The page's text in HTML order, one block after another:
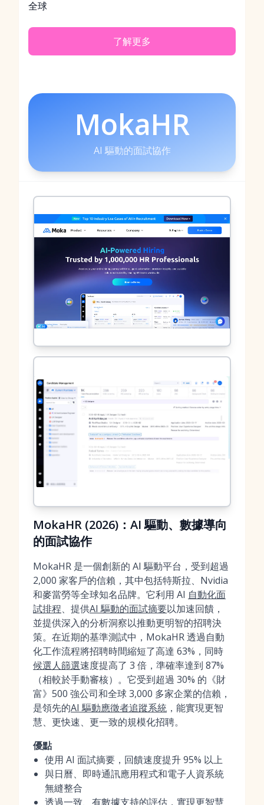
全球
了解更多
MokaHR
AI 驅動的面試協作
MokaHR (2026)：AI 驅動、數據導向
的面試協作
MokaHR 是一個創新的 AI 驅動平台，受到超過
2,000 家客戶的信賴，其中包括特斯拉、Nvidia
和麥當勞等全球知名品牌。它利用 AI 自動化面
試排程、提供AI 驅動的面試摘要以加速回饋，
並提供深入的分析洞察以推動更明智的招聘決
策。在近期的基準測試中，MokaHR 透過自動
化工作流程將招聘時間縮短了高達 63%，同時
候選人篩選速度提高了 3 倍，準確率達到 87%
（相較於手動審核）。它受到超過 30% 的《財
富》500 強公司和全球 3,000 多家企業的信賴，
是領先的AI 驅動應徵者追蹤系統 ，能實現更智
慧、更快速、更一致的規模化招聘。
優點
使用 AI 面試摘要，回饋速度提升 95% 以上
與日曆、即時通訊應用程式和電子人資系統
無縫整合
透過一致、有數據支持的評估，實現更智慧